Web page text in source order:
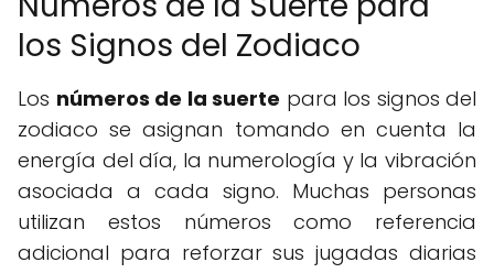
los Signos del Zodiaco
Los números de la suerte para los signos del
zodiaco se asignan tomando en cuenta la
energía del día, la numerología y la vibración
asociada a cada signo. Muchas personas
utilizan estos números como referencia
adicional para reforzar sus jugadas diarias